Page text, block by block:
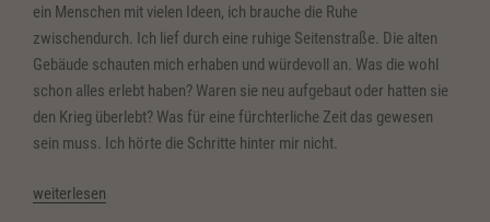
ein Menschen mit vielen Ideen, ich brauche die Ruhe
zwischendurch. Ich lief durch eine ruhige Seitenstraße. Die alten
Gebäude schauten mich erhaben und würdevoll an. Was die wohl
schon alles erlebt haben? Waren sie neu aufgebaut oder hatten sie
den Krieg überlebt? Was für eine fürchterliche Zeit das gewesen
sein muss. Ich hörte die Schritte hinter mir nicht.
„Schenken
weiterlesen